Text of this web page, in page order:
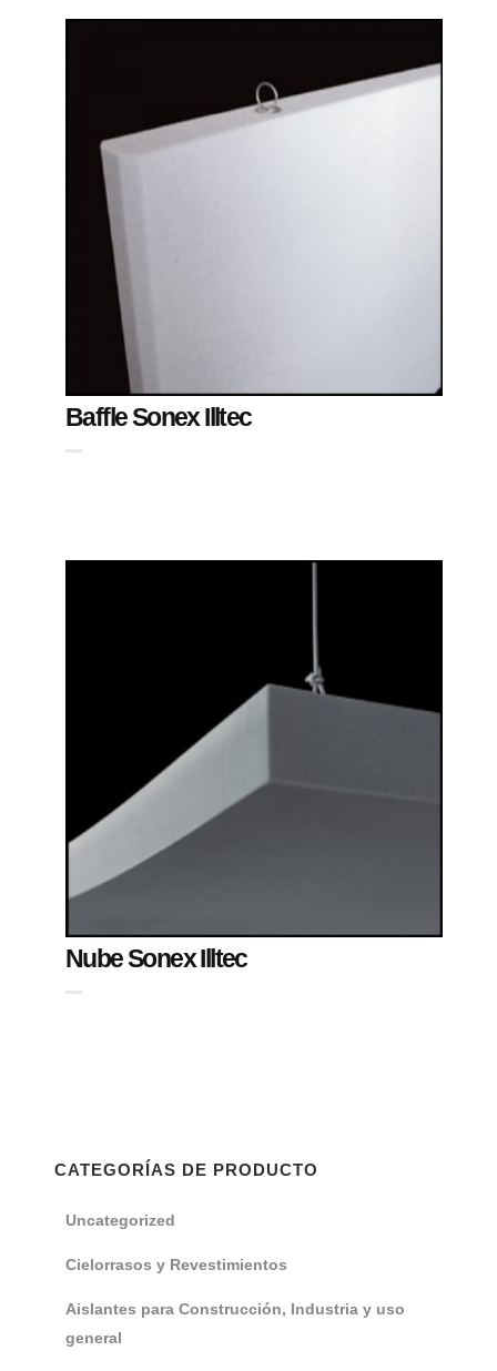
Baffle Sonex Illtec
Nube Sonex Illtec
CATEGORÍAS DE PRODUCTO
Uncategorized
Cielorrasos y Revestimientos
Aislantes para Construcción, Industria y uso
general